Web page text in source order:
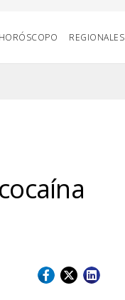
HORÓSCOPO REGIONALES